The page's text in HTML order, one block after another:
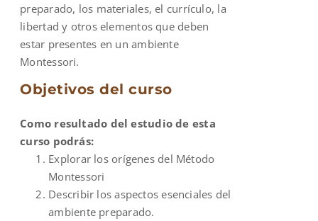
preparado, los materiales, el currículo, la
libertad y otros elementos que deben
estar presentes en un ambiente
Montessori.
Objetivos del curso
Como resultado del estudio de esta
curso podrás:
Explorar los orígenes del Método
Montessori
Describir los aspectos esenciales del
ambiente preparado.